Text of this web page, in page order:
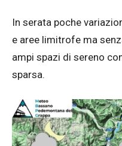
In serata poche
e aree limitrofe ma
ampi spazi di sereno
sparsa.